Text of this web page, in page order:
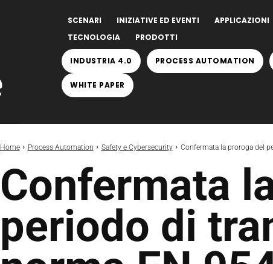
SCENARI INIZIATIVE ED EVENTI APPLICAZIONI
TECNOLOGIA
PRODOTTI
INDUSTRIA 4.0 PROCESS AUTOMATION
WHITE PAPER
Home Process Automation Safety e Cybersecurity Confermata la proroga del
Confermata
periodo di